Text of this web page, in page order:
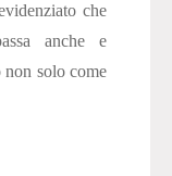
che
anche e
non solo come